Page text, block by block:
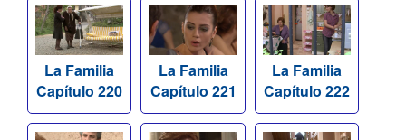
La Familia
Capítulo 220
La Familia
Capítulo 221
La Familia
Capítulo 222